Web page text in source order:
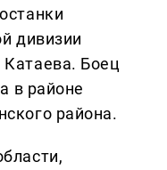
дивизии
Боец
в районе
района.